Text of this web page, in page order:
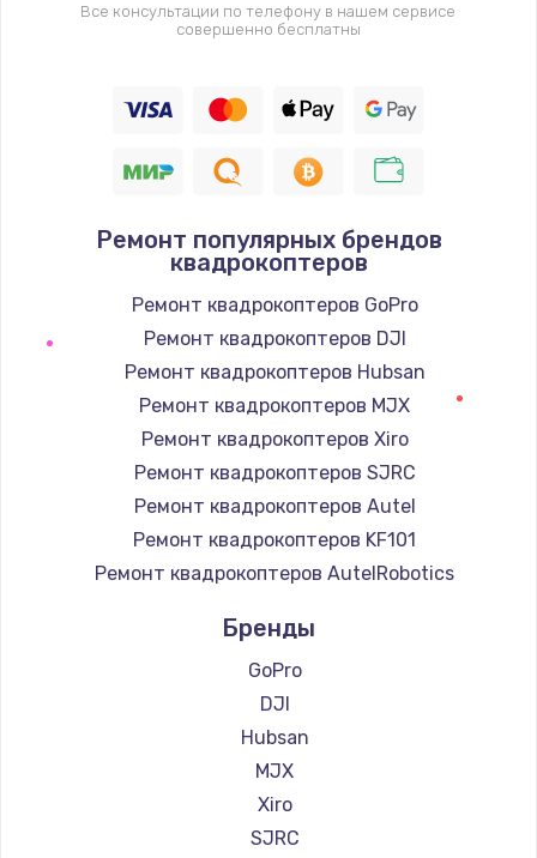
Заказать
990 руб.
1090 руб.
Заказать
Ремонт подсветки
1200 руб.
Заказать
Настройка BIOS
930 руб.
Заказать
990 руб.
Заказать
Восстановление данных
990 руб.
Заказать
Все консультации по телефону в нашем сервисе
совершенно бесплатны
Ремонт популярных брендов
квадрокоптеров
Ремонт квадрокоптеров GoPro
Ремонт квадрокоптеров DJI
Ремонт квадрокоптеров Hubsan
Ремонт квадрокоптеров MJX
Ремонт квадрокоптеров Xiro
Ремонт квадрокоптеров SJRC
Ремонт квадрокоптеров Autel
Ремонт квадрокоптеров KF101
Ремонт квадрокоптеров AutelRobotics
Бренды
GoPro
DJI
Hubsan
MJX
Xiro
SJRC